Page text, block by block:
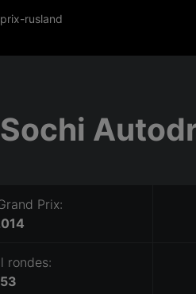
rusland
Prix:
rondes:
53